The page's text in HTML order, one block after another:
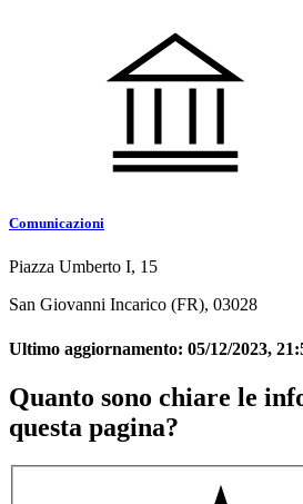
Comunicazioni
Piazza Umberto I, 15
San Giovanni Incarico (FR), 03028
Ultimo aggiornamento: 05/12/2023,
Quanto sono chiare le
questa pagina?